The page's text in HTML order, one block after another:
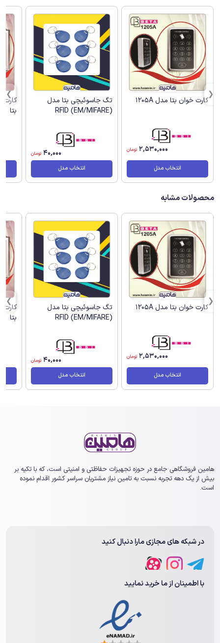
کارت خوان بتا مدل 1205A
2,530,000 تومان
انتخاب مدل
تگ جاسوئیچی بتا مدل
(RFID (EM/MIFARE
40,000 تومان
انتخاب مدل
بتا
محصولات مشابه
کارت خوان بتا مدل 1205A
2,530,000 تومان
انتخاب مدل
تگ جاسوئیچی بتا مدل
(RFID (EM/MIFARE
40,000 تومان
انتخاب مدل
بتا
هامین فروشگاهی جامع در حوزه تجهیزات حفاظتی و امنیتی است، که با تکیه بر
بیش از یک ‏دهه تجربه نسبت به تامین نیاز مشتریان سراسر کشور اقدام نموده
است.
در شبکه های مجازی مارا دنبال کنید
با اطمینان از ما خرید نمایید